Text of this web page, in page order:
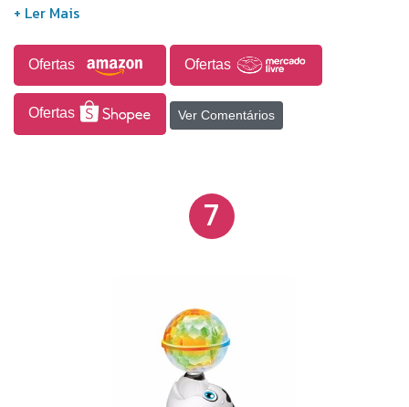
proporciona uma experiência lúdica envolvente em
entretenimento para crianças e também uma
alternativa de presente para ocasiões especiais.
Ofertas Ofertas
Ofertas Ver Comentários
7